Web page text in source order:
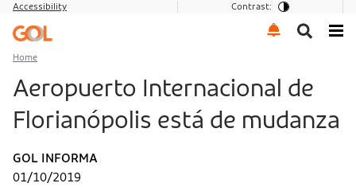
Accessibility Contrast:
Home
Aeropuerto Internacional de
Florianópolis está de mudanza
GOL INFORMA
01/10/2019